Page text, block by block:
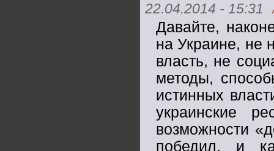
22.04.2014 - 15:31
Давайте,
на Украине, не
власть, не
методы,
истинных
украинские
возможности
победил, и